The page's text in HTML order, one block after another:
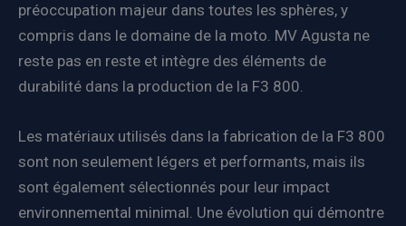
préoccupation majeur dans toutes les sphères, y
compris dans le domaine de la moto. MV Agusta ne
reste pas en reste et intègre des éléments de
durabilité dans la production de la F3 800.
Les matériaux utilisés dans la fabrication de la F3 800
sont non seulement légers et performants, mais ils
sont également sélectionnés pour leur impact
environnemental minimal. Une évolution qui démontre